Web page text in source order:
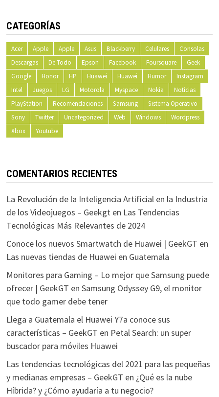
CATEGORÍAS
Acer Apple Apple Asus Blackberry Celulares
Consolas
Descargas
De Todo Epson Facebook Foursquare
Geek
Google
Honor HP Huawei Huawei Humor
Instagram
Intel
Juegos LG Motorola Myspace Nokia
Noticias
PlayStation
Recomendaciones Samsung
Sistema Operativo
Sony
Twitter Uncategorized Web Windows
Wordpress
Xbox
Youtube
COMENTARIOS RECIENTES
La Revolución de la Inteligencia Artificial en la Industria
de los Videojuegos – Geekgten Las Tendencias
Tecnológicas Más Relevantes de 2024
Conoce los nuevos Smartwatch de Huawei | GeekGT en
Las nuevas tiendas de Huawei en Guatemala
Monitores para Gaming – Lo mejor que Samsung puede
ofrecer | GeekGT en Samsung Odyssey G9, el monitor
que todo gamer debe tener
Llega a Guatemala el Huawei Y7a conoce sus
características – GeekGT en Petal Search: un super
buscador para móviles Huawei
Las tendencias tecnológicas del 2021 para las pequeñas
y medianas empresas – GeekGT en ¿Qué es la nube
Híbrida? y ¿Cómo ayudaría a tu negocio?